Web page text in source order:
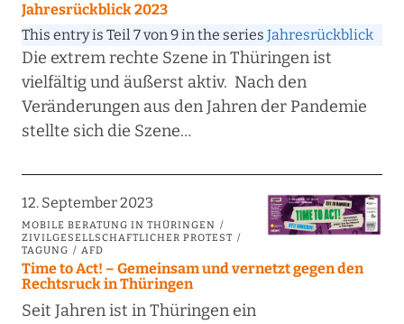
Jahresrückblick 2023
This entry is Teil 7 von 9 in the series Jahresrückblick
Die extrem rechte Szene in Thüringen ist
vielfältig und äußerst aktiv. Nach den
Veränderungen aus den Jahren der Pandemie
stellte sich die Szene…
12. September 2023
MOBILE BERATUNG IN THÜRINGEN
ZIVILGESELLSCHAFTLICHER PROTEST
TAGUNG
AFD
Time to Act! – Gemeinsam und vernetzt gegen den
Rechtsruck in Thüringen
Seit Jahren ist in Thüringen ein